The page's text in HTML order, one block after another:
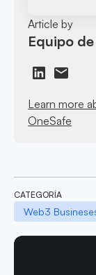
Article by
Equipo
Learn more
OneSafe
CATEGORÍA
Web3